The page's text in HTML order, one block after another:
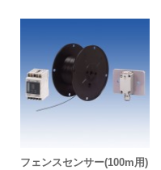
フェンスセンサー(100m用)